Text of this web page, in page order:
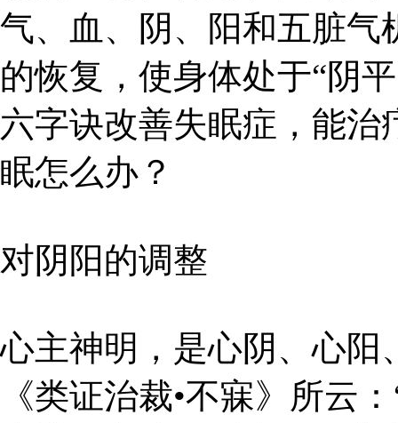
气、血、阴、阳和五脏气
的恢复，使身体处于“阴
六字诀改善失眠症，能
眠怎么办？
对阴阳的调整
心主神明，是心阴、心阳
《类证治裁•不寐》所云